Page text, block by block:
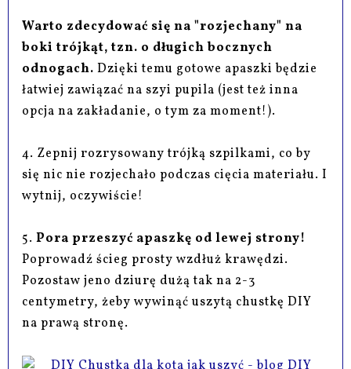
Warto zdecydować się na "rozjechany" na
boki trójkąt, tzn. o długich bocznych
odnogach.Dzięki temu gotowe apaszki będzie
łatwiej zawiązać na szyi pupila (jest też inna
opcja na zakładanie, o tym za moment!).
4. Zepnij rozrysowany trójką szpilkami, co by
się nic nie rozjechało podczas cięcia materiału. I
wytnij, oczywiście!
5.Pora przeszyć apaszkę od lewej strony!
Poprowadź ścieg prosty wzdłuż krawędzi.
Pozostaw jeno dziurę dużą tak na 2-3
centymetry, żeby wywinąć uszytą chustkę DIY
na prawą stronę.